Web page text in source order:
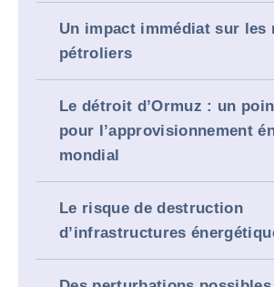
Un impact immédiat sur les
pétroliers
Le détroit d’Ormuz : un
pour l’approvisionnement
mondial
Le risque de destruction
d’infrastructures